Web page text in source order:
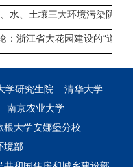
水、土壤三大环境污染防治
：浙江省大花园建设的“道”与
学研究生院
清华大学
南京农业大学
根大学安娜堡分校
境部